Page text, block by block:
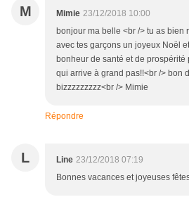
M Mimie 23/12/2018 10:00
bonjour ma belle <br /> tu as bien
avec tes garçons un joyeux Noël
bonheur de santé et de
qui arrive à grand pas!!<br /> bon
bizzzzzzzzz<br /> Mimie
Répondre
L Line 23/12/2018 07:19
Bonnes vacances et joyeuses